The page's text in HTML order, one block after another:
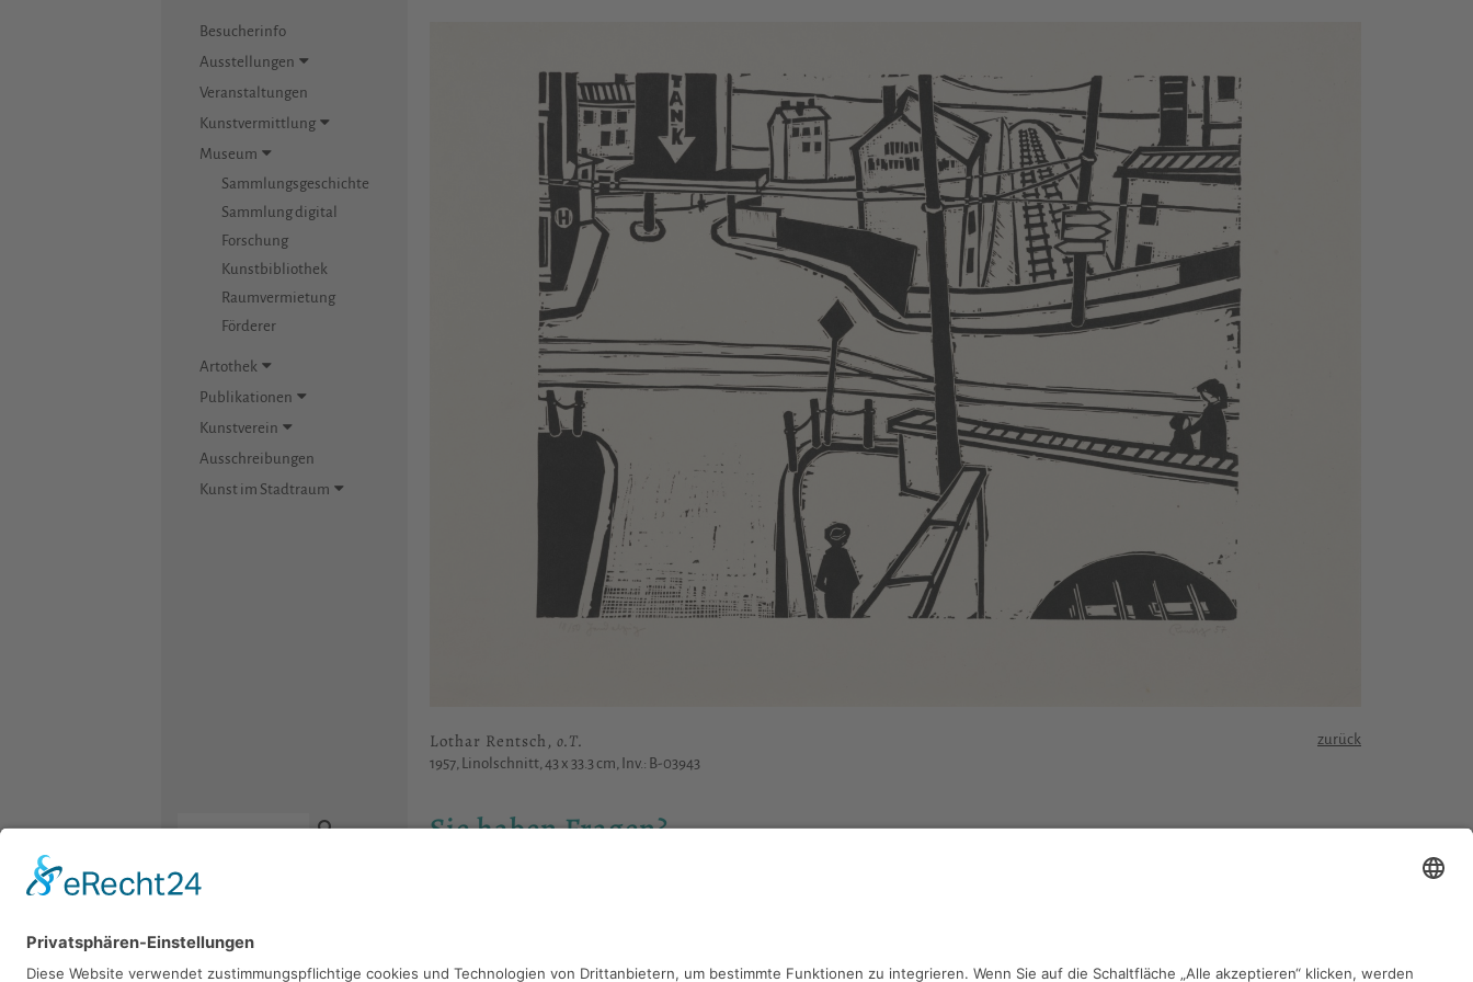
Besucherinfo
Ausstellungen
Veranstaltungen
Kunstvermittlung
Museum
Sammlungsgeschichte
Sammlung digital
Forschung
Kunstbibliothek
Raumvermietung
Förderer
Artothek
Publikationen
Kunstverein
Ausschreibungen
Kunst im Stadtraum
Kontakt
Newsletter
Impressum
Lothar Rentsch, o.T.
1957, Linolschnitt, 43 x 33.3 cm, Inv.: B-03943
zurück
Sie haben Fragen?